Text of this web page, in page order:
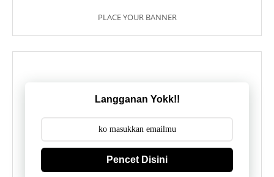
PLACE YOUR BANNER
Langganan Yokk!!
Pencet Disini